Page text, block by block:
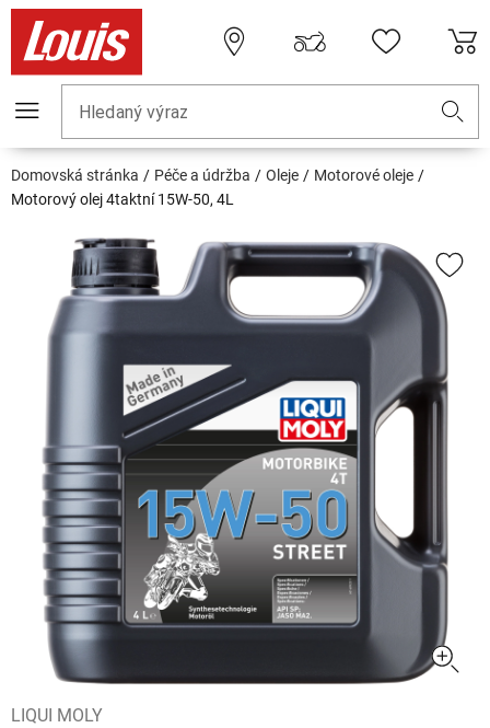
Hledaný výraz
Domovská stránka Péče a údržba Oleje
Motorové oleje
Motorový olej 4taktní 15W-50, 4L
LIQUI MOLY